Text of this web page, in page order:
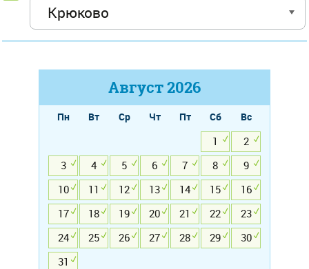
Август2026
Пн Вт Ср Чт Пт Сб
Вс
1
2
3
4 5 6 7 8
9
10
11 12 13 14 15
16
17
18 19 20 21 22
23
24
25 26 27 28 29
30
31